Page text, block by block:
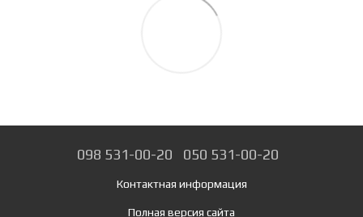
098 531-00-20 050 531-00-20
Контактная информация
Полная версия сайта